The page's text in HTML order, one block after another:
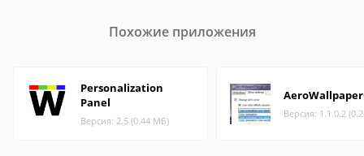
Похожие приложения
Personalization
Panel
Версия: 2.5 (0.44 МБ)
Версия: 1.1.0.2